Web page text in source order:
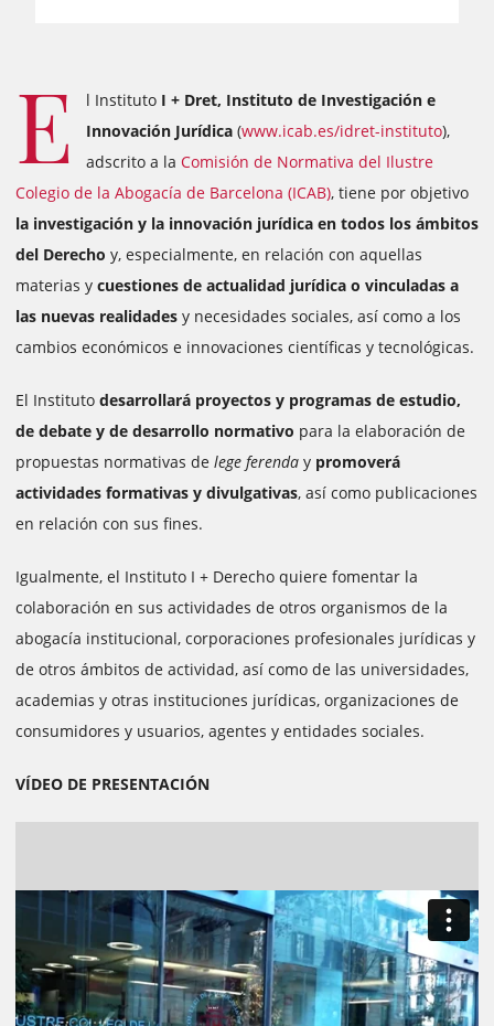
E l Instituto I + Dret, Instituto de Investigación e
Innovación Jurídica (www.icab.es/idret-instituto),
adscrito a la Comisión de Normativa del Ilustre
Colegio de la Abogacía de Barcelona (ICAB), tiene por objetivo
la investigación y la innovación jurídica en todos los ámbitos
del Derecho y, especialmente, en relación con aquellas
materias y cuestiones de actualidad jurídica o vinculadas a
las nuevas realidades y necesidades sociales, así como a los
cambios económicos e innovaciones científicas y tecnológicas.
El Instituto desarrollará proyectos y programas de estudio,
de debate y de desarrollo normativo para la elaboración de
propuestas normativas de lege ferenda y promoverá
actividades formativas y divulgativas, así como publicaciones
en relación con sus fines.
Igualmente, el Instituto I + Derecho quiere fomentar la
colaboración en sus actividades de otros organismos de la
abogacía institucional, corporaciones profesionales jurídicas y
de otros ámbitos de actividad, así como de las universidades,
academias y otras instituciones jurídicas, organizaciones de
consumidores y usuarios, agentes y entidades sociales.
VÍDEO DE PRESENTACIÓN